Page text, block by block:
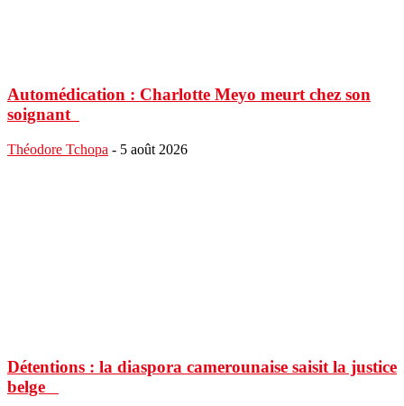
Automédication : Charlotte Meyo meurt chez son
soignant
Théodore Tchopa - 5 août 2026
Détentions : la diaspora camerounaise saisit la justice
belge